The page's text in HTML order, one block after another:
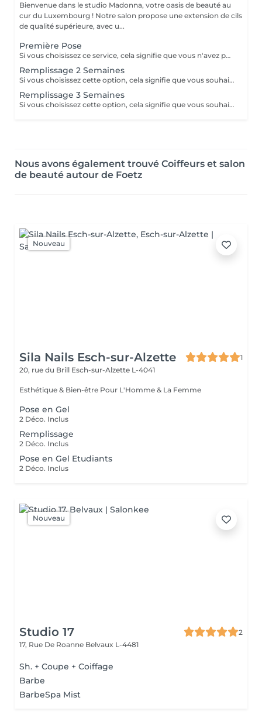
Bienvenue dans le studio Madonna, votre oasis de beauté au
cur du Luxembourg ! Notre salon propose une extension de cils
de qualité supérieure, avec u...
Première Pose
Si vous choisissez ce service, cela signifie que vous n'avez pas d'extensions de cils et que vous n'avez pas fait de lash lift au cours du dernier mois. Veuillez venir sans mascara.
Remplissage 2 Semaines
Si vous choisissez cette option, cela signifie que vous souhaitez uniquement un remplissage, que vous avez déjà des extensions de cils faites dans notre salon, que vous voulez le même type d'extensions, et que vous n'avez pas appliqué de mascara.
Remplissage 3 Semaines
Si vous choisissez cette option, cela signifie que vous souhaitez uniquement un remplissage, que vous avez déjà des extensions de cils faites dans notre salon, que vous voulez le même type d'extensions, et que vous n'avez pas appliqué de mascara.
Nous avons également trouvé Coiffeurs et salon
de beauté autour de Foetz
Nouveau
Sila Nails Esch-sur-Alzette
1
20, rue du Brill Esch-sur-Alzette L-4041
Esthétique & Bien-être Pour L'Homme & La Femme
Pose en Gel
2 Déco. Inclus
Remplissage
2 Déco. Inclus
Pose en Gel Etudiants
2 Déco. Inclus
Nouveau
Studio 17
2
17, Rue De Roanne Belvaux L-4481
Sh. + Coupe + Coiffage
Barbe
BarbeSpa Mist